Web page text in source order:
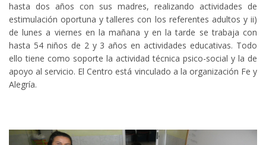
hasta dos años con sus madres, realizando actividades de
estimulación oportuna y talleres con los referentes adultos y ii)
de lunes a viernes en la mañana y en la tarde se trabaja con
hasta 54 niños de 2 y 3 años en actividades educativas. Todo
ello tiene como soporte la actividad técnica psico-social y la de
apoyo al servicio. El Centro está vinculado a la organización Fe y
Alegría.